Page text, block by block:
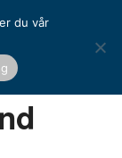
du vår